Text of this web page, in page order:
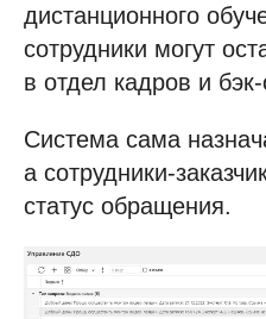
дистанционного
сотрудники могут
в отдел кадров и
Система сама
а сотрудники-
статус обращения.